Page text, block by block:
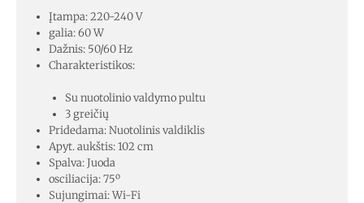
Įtampa: 220-240 V
galia: 60 W
Dažnis: 50/60 Hz
Charakteristikos:
Su nuotolinio valdymo pultu
3 greičių
Pridedama: Nuotolinis valdiklis
Apyt. aukštis: 102 cm
Spalva: Juoda
osciliacija: 75º
Sujungimai: Wi-Fi